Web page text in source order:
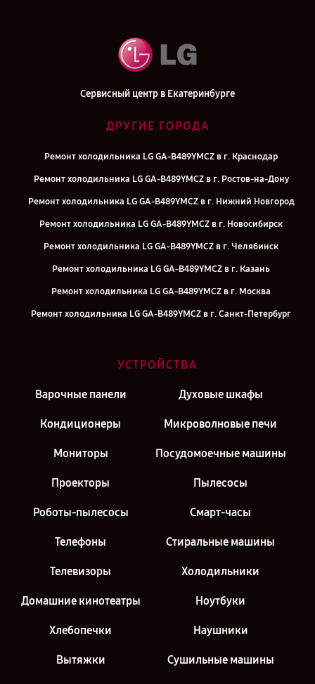
Сервисный центр в Екатеринбурге
ДРУГИЕ ГОРОДА
Ремонт холодильника LG GA-B489YMCZ в г. Краснодар
Ремонт холодильника LG GA-B489YMCZ в г. Ростов-на-Дону
Ремонт холодильника LG GA-B489YMCZ в г. Нижний Новгород
Ремонт холодильника LG GA-B489YMCZ в г. Новосибирск
Ремонт холодильника LG GA-B489YMCZ в г. Челябинск
Ремонт холодильника LG GA-B489YMCZ в г. Казань
Ремонт холодильника LG GA-B489YMCZ в г. Москва
Ремонт холодильника LG GA-B489YMCZ в г. Санкт-Петербург
УСТРОЙСТВА
Варочные панели Духовые шкафы
Кондиционеры Микроволновые печи
Мониторы Посудомоечные машины
Проекторы Пылесосы
Роботы-пылесосы Смарт-часы
Телефоны Стиральные машины
Телевизоры Холодильники
Домашние кинотеатры Ноутбуки
Хлебопечки Наушники
Вытяжки Сушильные машины